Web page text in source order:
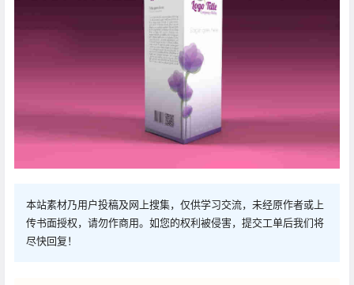
本站素材乃用户投稿及网上搜集，仅供学习交流，未经原作者或上
传书面授权，请勿作商用。如您的权利被侵害，提交工单后我们将
尽快回复！